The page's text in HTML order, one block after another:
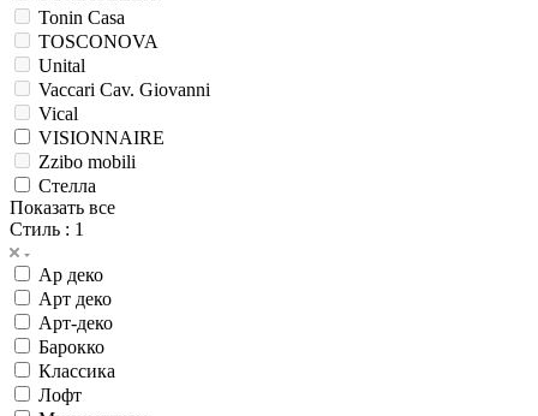
Sedit
TOMASELLA
Tonin Casa
TOSCONOVA
Unital
Vaccari Cav. Giovanni
Vical
VISIONNAIRE
Zzibo mobili
Стелла
Показать все
Стиль : 1
Ар деко
Арт деко
Арт-деко
Барокко